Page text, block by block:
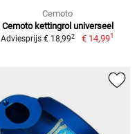
Cemoto
Cemoto kettingrol universeel
Adviesprijs € 18,992 € 14,991